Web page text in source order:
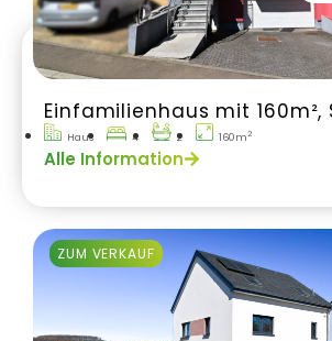
Einfamilienhaus mit 160m²,
Haus 4 2 160m2
Alle Information
ZUM VERKAUF